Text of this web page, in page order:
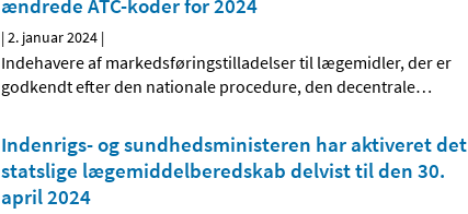
ændrede ATC-koder for 2024
|2. januar 2024 |
Indehavere af markedsføringstilladelser til lægemidler, der er
godkendt efter den nationale procedure, den decentrale…
Indenrigs- og sundhedsministeren har aktiveret det
statslige lægemiddelberedskab delvist til den 30.
april 2024